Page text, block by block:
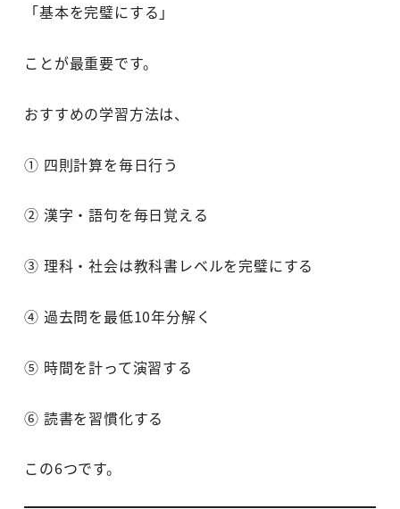
「基本を完璧にする」
ことが最重要です。
おすすめの学習方法は、
① 四則計算を毎日行う
② 漢字・語句を毎日覚える
③ 理科・社会は教科書レベルを完璧にする
④ 過去問を最低10年分解く
⑤ 時間を計って演習する
⑥ 読書を習慣化する
この6つです。